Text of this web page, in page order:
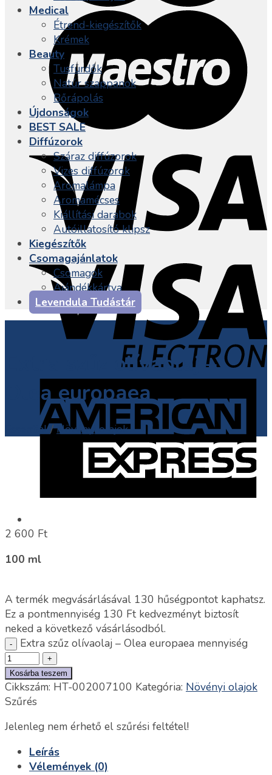
Medical
Étrend-kiegészítők
Krémek
Beauty
Tusfürdők
Natúr szappanok
Bőrápolás
Újdonságok
BEST SALE
Diffúzorok
Száraz diffúzorok
Vizes diffúzorok
Aromalámpa
Aromamécses
Kiállítási darabok
Autóillatosító klipsz
Kiegészítők
Csomagajánlatok
Csomagok
Ajándékkártya
Levendula Tudástár
Extra szűz olívaolaj –
Olea europaea
Essential / Növényi olajok
2 600 Ft
100 ml
A termék megvásárlásával 130 hűségpontot kaphatsz.
Ez a pontmennyiség 130 Ftkedvezményt biztosít
neked a következő vásárlásodból.
Extra szűz olívaolaj – Olea europaea mennyiség
Kosárba teszem
Cikkszám: HT-002007100 Kategória: Növényi olajok
Szűrés
Jelenleg nem érhető el szűrési feltétel!
Leírás
Vélemények (0)